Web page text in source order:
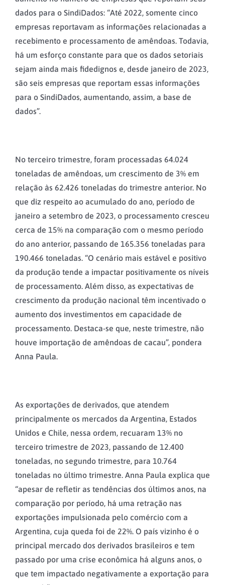
dados para o SindiDados: “Até 2022, somente cinco
empresas reportavam as informações relacionadas a
recebimento e processamento de amêndoas. Todavia,
há um esforço constante para que os dados setoriais
sejam ainda mais fidedignos e, desde janeiro de 2023,
são seis empresas que reportam essas informações
para o SindiDados, aumentando, assim, a base de
dados”.
No terceiro trimestre, foram processadas 64.024
toneladas de amêndoas, um crescimento de 3% em
relação às 62.426 toneladas do trimestre anterior. No
que diz respeito ao acumulado do ano, período de
janeiro a setembro de 2023, o processamento cresceu
cerca de 15% na comparação com o mesmo período
do ano anterior, passando de 165.356 toneladas para
190.466 toneladas. “O cenário mais estável e positivo
da produção tende a impactar positivamente os níveis
de processamento. Além disso, as expectativas de
crescimento da produção nacional têm incentivado o
aumento dos investimentos em capacidade de
processamento. Destaca-se que, neste trimestre, não
houve importação de amêndoas de cacau”, pondera
Anna Paula.
As exportações de derivados, que atendem
principalmente os mercados da Argentina, Estados
Unidos e Chile, nessa ordem, recuaram 13% no
terceiro trimestre de 2023, passando de 12.400
toneladas, no segundo trimestre, para 10.764
toneladas no último trimestre. Anna Paula explica que
“apesar de refletir as tendências dos últimos anos, na
comparação por período, há uma retração nas
exportações impulsionada pelo comércio com a
Argentina, cuja queda foi de 22%. O país vizinho é o
principal mercado dos derivados brasileiros e tem
passado por uma crise econômica há alguns anos, o
que tem impactado negativamente a exportação para